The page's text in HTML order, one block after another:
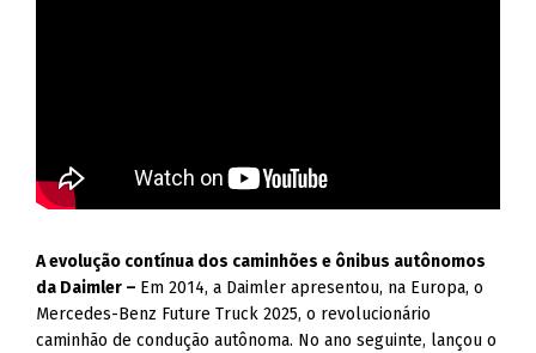
A evolução contínua dos caminhões e ônibus autônomos
da Daimler – Em 2014, a Daimler apresentou, na Europa, o
Mercedes-Benz Future Truck 2025, o revolucionário
caminhão de condução autônoma. No ano seguinte, lançou o